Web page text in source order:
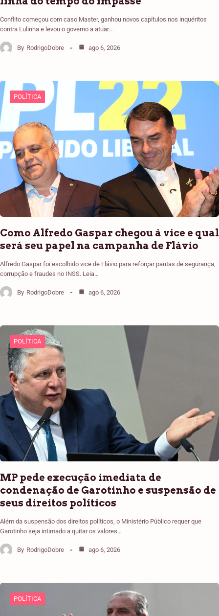
Conflito começou com caso Master, ganhou novos capítulos nos inquéritos
contra Lulinha e levou o governo a atuar…
By RodrigoDobre ago 6, 2026
POLÍTICA
Como Alfredo Gaspar chegou à vice e qual
será seu papel na campanha de Flávio
Alfredo Gaspar foi escolhido vice de Flávio para reforçar pautas de segurança,
corrupção e fraudes no INSS. Leia…
By RodrigoDobre ago 6, 2026
POLÍTICA
MP pede execução imediata de
condenação de Garotinho e suspensão de
seus direitos políticos
Além da suspensão dos direitos políticos, o Ministério Público requer que
Garotinho seja intimado a quitar os valores…
By RodrigoDobre ago 6, 2026
POLÍTICA